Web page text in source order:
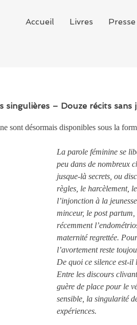
Accueil Livres Presse
singulières – Douze récits sans
sont désormais disponibles sous la
La parole féminine se
peu dans de nombreux
jusque-là secrets, ou
règles, le harcèlement,
l’injonction à la
minceur, le post partum,
récemment
maternité regrettée.
l’avortement reste
De quoi ce silence est-il
Entre les discours
guère de place pour le
sensible, la singularité
expériences.